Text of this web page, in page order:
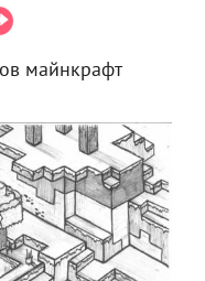
майнкрафт